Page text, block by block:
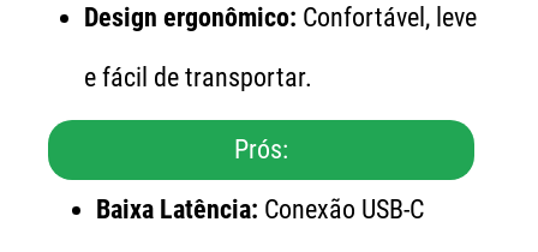
Design ergonômico: Confortável, leve
e fácil de transportar.
Prós:
Baixa Latência: Conexão USB-C